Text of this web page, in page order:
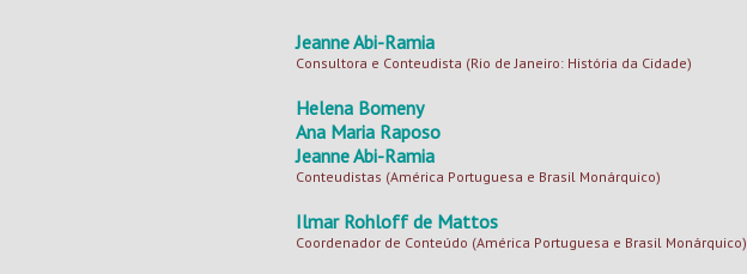
Jeanne Abi-Ramia
Consultora e Conteudista (Rio de Janeiro: História da Cidade)
Helena Bomeny
Ana Maria Raposo
Jeanne Abi-Ramia
Conteudistas (América Portuguesa e Brasil Monárquico)
Ilmar Rohloff de Mattos
Coordenador de Conteúdo (América Portuguesa e Brasil Monárquico)